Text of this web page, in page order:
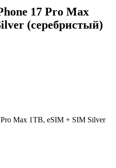
17 Pro Max
(серебристый)
Max 1TB, eSIM + SIM Silver